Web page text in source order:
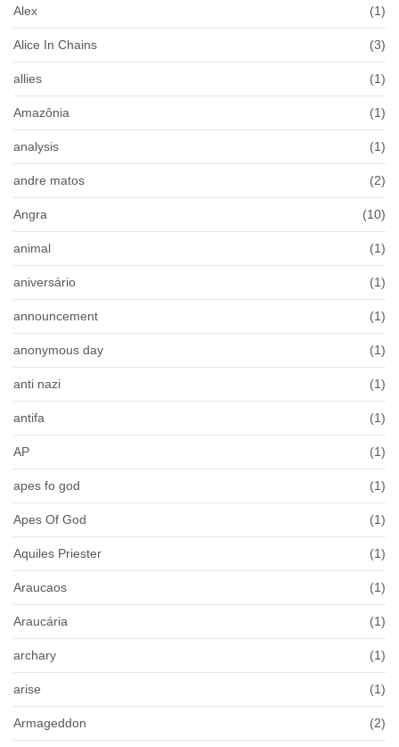
Alex (1)
Alice In Chains (3)
allies (1)
Amazônia (1)
analysis (1)
andre matos (2)
Angra (10)
animal (1)
aniversário (1)
announcement (1)
anonymous day (1)
anti nazi (1)
antifa (1)
AP (1)
apes fo god (1)
Apes Of God (1)
Aquiles Priester (1)
Araucaos (1)
Araucária (1)
archary (1)
arise (1)
Armageddon (2)